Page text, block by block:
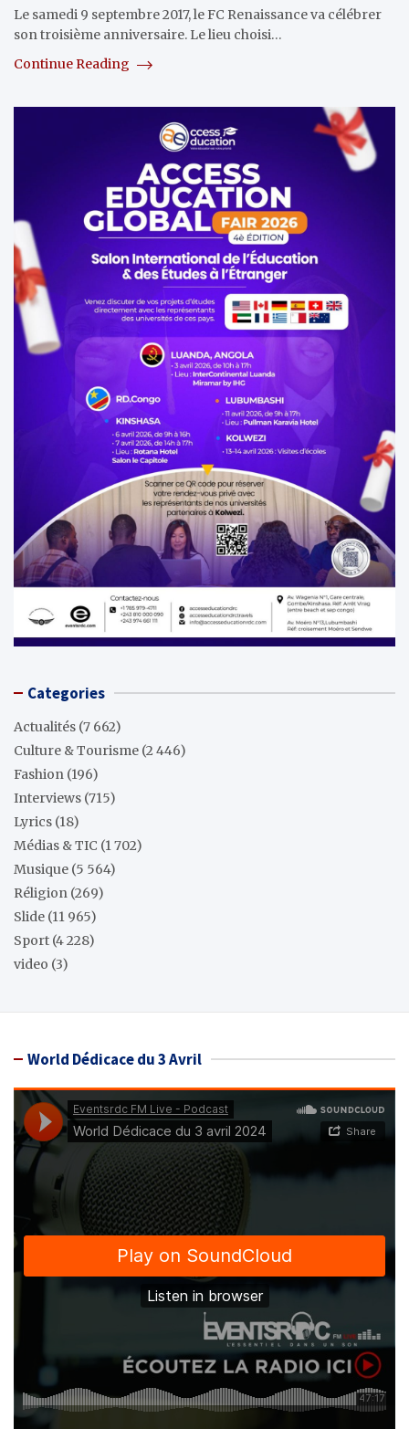
Le samedi 9 septembre 2017, le FC Renaissance va célébrer
son troisième anniversaire. Le lieu choisi…
Continue Reading
Categories
Actualités (7 662)
Culture & Tourisme (2 446)
Fashion (196)
Interviews (715)
Lyrics (18)
Médias & TIC (1 702)
Musique (5 564)
Réligion (269)
Slide (11 965)
Sport (4 228)
video (3)
World Dédicace du 3 Avril